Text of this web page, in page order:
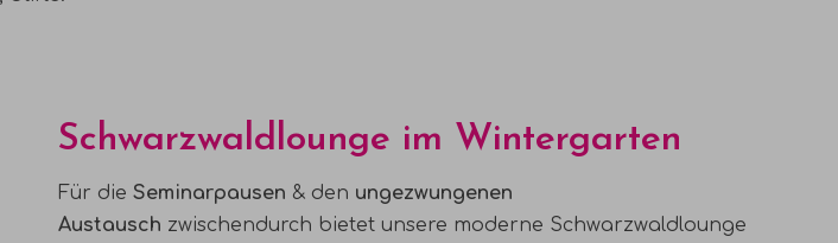
Schwarzwaldlounge im Wintergarten
Für die Seminarpausen & den ungezwungenen
Austausch zwischendurch bietet unsere moderne Schwarzwaldlounge